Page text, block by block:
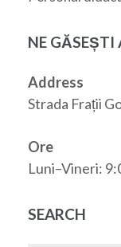
NE GĂSEȘTI
Address
Strada Frații
Ore
Luni–Vineri:
SEARCH